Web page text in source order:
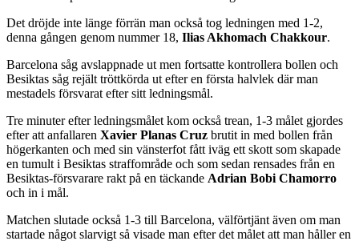
Det dröjde inte länge förrän man också tog ledningen med 1-2,
denna gången genom nummer 18, Ilias Akhomach Chakkour.
Barcelona såg avslappnade ut men fortsatte kontrollera bollen och
Besiktas såg rejält tröttkörda ut efter en första halvlek där man
mestadels försvarat efter sitt ledningsmål.
Tre minuter efter ledningsmålet kom också trean, 1-3 målet gjordes
efter att anfallaren Xavier Planas Cruz brutit in med bollen från
högerkanten och med sin vänsterfot fått iväg ett skott som skapade
en tumult i Besiktas straffområde och som sedan rensades från en
Besiktas-försvarare rakt på en täckande Adrian Bobi Chamorro
och in i mål.
Matchen slutade också 1-3 till Barcelona, välförtjänt även om man
startade något slarvigt så visade man efter det målet att man håller en